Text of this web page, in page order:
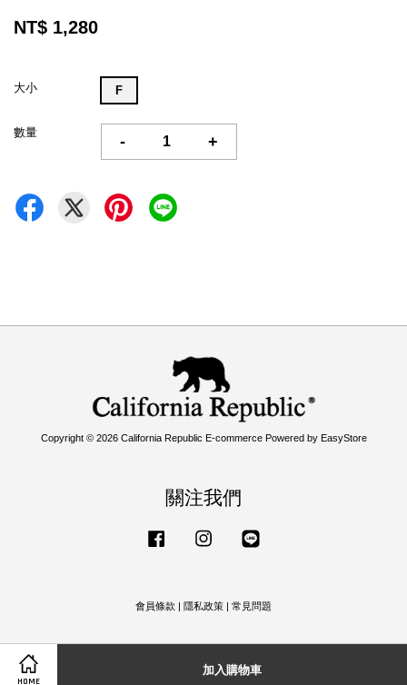
NT$ 1,280
大小 F
數量
- +
HOME
加入購物車
Copyright © 2026 California Republic E-commerce Powered by EasyStore
關注我們
Facebook Instagram
會員條款 隱私政策 常見問題